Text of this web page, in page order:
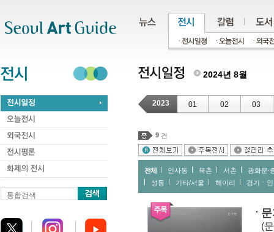
통합검색
2024년 8월
2023 01 02 03
9 건
전체 인사동 북촌 서촌
광화문∙
성동
기타/서울 헤이리 경기ㆍ
(